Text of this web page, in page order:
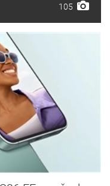
105